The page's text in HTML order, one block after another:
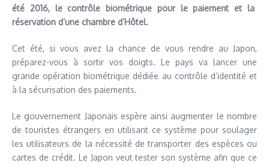
été 2016, le contrôle biométrique pour le paiement et la
réservation d’une chambre d’Hôtel.
Cet été, si vous avez la chance de vous rendre au Japon,
préparez-vous à sortir vos doigts. Le pays va lancer une
grande opération biométrique dédiée au contrôle d’identité et
à la sécurisation des paiements.
Le gouvernement Japonais espère ainsi augmenter le nombre
de touristes étrangers en utilisant ce système pour soulager
les utilisateurs de la nécessité de transporter des espèces ou
cartes de crédit. Le Japon veut tester son système afin que ce